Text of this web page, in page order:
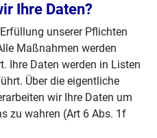
Ihre Daten?
unserer Pflichten
Maßnahmen werden
Ihre Daten werden in Listen
Über die eigentliche
wir Ihre Daten um
zu wahren (Art 6 Abs. 1f